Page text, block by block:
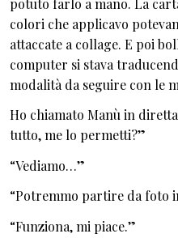
colori che applicavo
attaccate a collage. E poi
computer si stava
modalità da seguire con le
Ho chiamato Manù in
tutto, me lo permetti?”
“Vediamo…”
“Potremmo partire da foto
“Funziona, mi piace.”